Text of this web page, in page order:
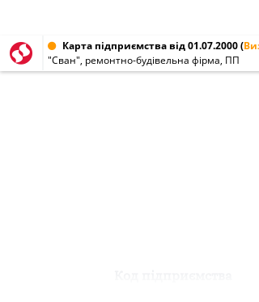
Карта підприємства від 01.07.2000(
"Сван", ремонтно-будівельна фірма, ПП